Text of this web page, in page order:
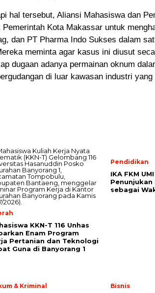
hal tersebut, Aliansi Mahasiswa dan
Pemerintah Kota Makassar untuk
dan PT Pharma Indo Sukses dalam
meminta agar kasus ini diusut
dugaan adanya permainan oknum
di luar kawasan industri yang
KKN-T 116 Unhas
Enam Program
Pertanian dan Teknologi
Guna di Banyorang 1
Pendidikan
IKA FKM
sebagai
& Kriminal Bisnis